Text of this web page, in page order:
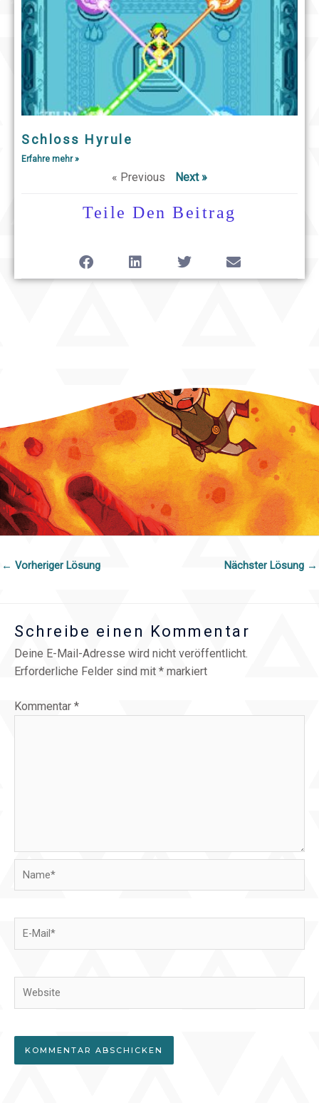
Schloss Hyrule
Erfahre mehr »
« Previous Next »
Teile Den Beitrag
← Vorheriger Lösung Nächster Lösung →
Schreibe einen Kommentar
Deine E-Mail-Adresse wird nicht veröffentlicht.
Erforderliche Felder sind mit * markiert
Kommentar *
E-
Website